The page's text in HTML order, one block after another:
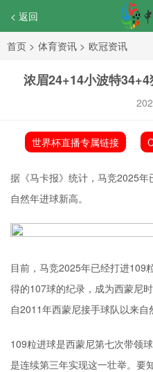
< 返回
首页 > 体育资讯 > 欧冠资讯
浓眉24+14小波特
世界杯直播专属链接
据《马卡报》统计，马竞2025
自然年进球新高。
目前，马竞2025年已经打进109
得的107球的纪录，成为西蒙尼
自2011年西蒙尼接手球队以来自
109粒进球是西蒙尼第七次带领
是连续第三年实现这一壮举。要